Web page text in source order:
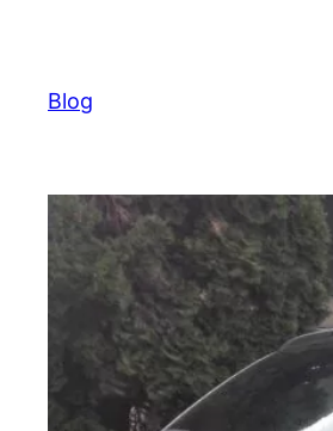
tartalomhoz
Blog